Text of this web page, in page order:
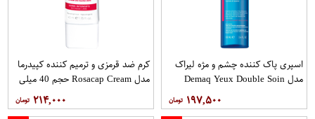
اسپری پاک کننده چشم و مژه لیراک
مدل Demaq Yeux Double Soin
۱۹۷,۵۰۰
کرم ضد قرمزی و ترمیم کننده کپیدرما
مدل Rosacap Cream حجم 40 میلی
۲۱۴,۰۰۰